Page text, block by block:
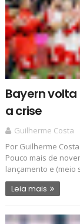
Bayern
a crise
Guilherme Costa
Por Guilherme
Pouco mais de
lançamento e (meio
Leia mais